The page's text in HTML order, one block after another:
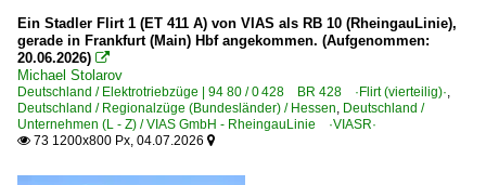
Kaub
Koblenz Hbf ·KKO·
Bahnhöfe (R - Z)
2017
2020
2023
2024
2025
Ein Stadler Flirt 1 (ET 411 A) von VIAS als RB 10 (RheingauLinie),
gerade in Frankfurt (Main) Hbf angekommen. (Aufgenommen:
20.06.2026) 
Michael Stolarov
Deutschland / Elektrotriebzüge | 94 80 / 0 428 BR 428 ·Flirt (vierteilig)·,
Deutschland / Regionalzüge (Bundesländer) / Hessen, Deutschland /
Unternehmen (L - Z) / VIAS GmbH - RheingauLinie ·VIASR·
 73 1200x800 Px, 04.07.2026 